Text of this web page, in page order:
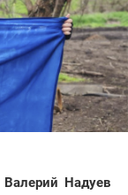
Валерий Надуев